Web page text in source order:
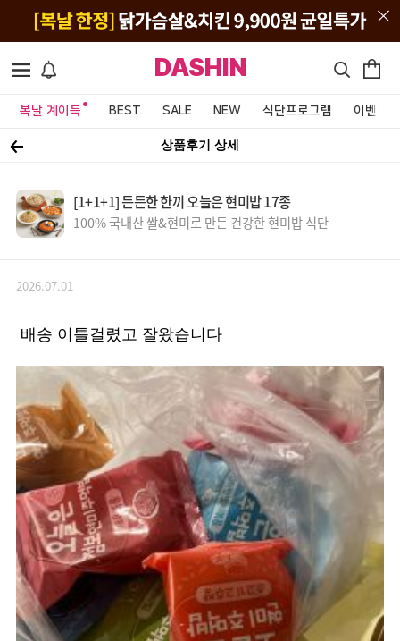
DASHIN
복날 계이득 BEST SALE NEW 식단프로그램 이벤트&
상품후기 상세
[1+1+1] 든든한 한끼 오늘은 현미밥 17종
100% 국내산 쌀&현미로 만든 건강한 현미밥 식단
2026.07.01
배송 이틀걸렸고 잘왔습니다